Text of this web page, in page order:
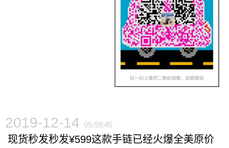
2019-12-14 05:59:45
现货秒发秒发¥599这款手链已经火爆全美原价